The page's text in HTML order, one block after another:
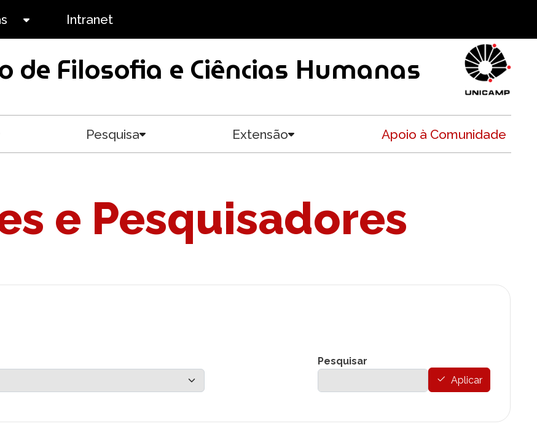
Intranet
Filosofia e Ciências Humanas
Pesquisa Extensão Apoio à Comunidade
e Pesquisadores
Pesquisar
Aplicar